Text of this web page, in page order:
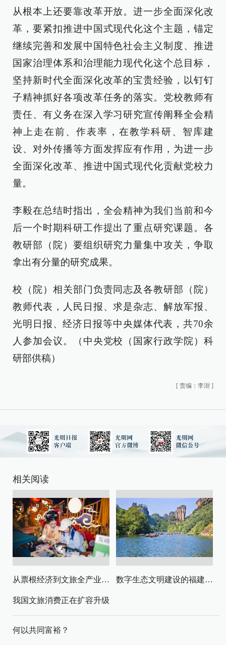
从根本上还要靠改革开放。进一步全面深化改
革，要紧扣推进中国式现代化这个主题，锚定
继续完善和发展中国特色社会主义制度、推进
国家治理体系和治理能力现代化这个总目标，
坚持新时代全面深化改革的宝贵经验，以钉钉
子精神抓好各项改革任务的落实。党校教师有
责任、有义务在深入学习研究宣传阐释全会精
神上走在前、作表率，在教学科研、智库建
设、对外传播等方面发挥应有作用，为进一步
全面深化改革、推进中国式现代化贡献党校力
量。
李毅在总结时指出，全会精神为我们当前和今
后一个时期科研工作提出了重点研究课题。各
教研部（院）要组织研究力量集中攻关，争取
拿出有分量的研究成果。
校（院）相关部门负责同志及各教研部（院）
教师代表，人民日报、求是杂志、解放军报、
光明日报、经济日报等中央媒体代表，共70余
人参加会议。（中央党校（国家行政学院）科
研部供稿）
[ 责编：李澍 ]
相关阅读
从票根经济到文旅全产业链升级 数字生态文明建设的福建路径与启示
我国文旅消费正在扩容升级
何以共同富裕？